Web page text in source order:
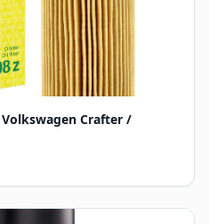
Crafter /